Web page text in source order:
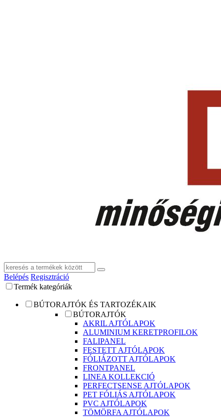
Belépés Regisztráció
Termék kategóriák
BÚTORAJTÓK ÉS TARTOZÉKAIK
BÚTORAJTÓK
AKRIL AJTÓLAPOK
ALUMINIUM KERETPROFILOK
FALIPANEL
FESTETT AJTÓLAPOK
FÓLIÁZOTT AJTÓLAPOK
FRONTPANEL
LINEA KOLLEKCIÓ
PERFECTSENSE AJTÓLAPOK
PET FÓLIÁS AJTÓLAPOK
PVC AJTÓLAPOK
TÖMÖRFA AJTÓLAPOK